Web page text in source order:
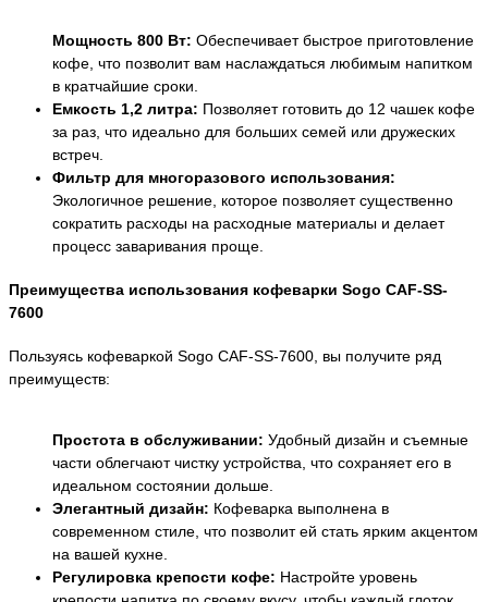
Мощность 800 Вт: Обеспечивает быстрое приготовление
кофе, что позволит вам наслаждаться любимым напитком
в кратчайшие сроки.
Емкость 1,2 литра: Позволяет готовить до 12 чашек кофе
за раз, что идеально для больших семей или дружеских
встреч.
Фильтр для многоразового использования:
Экологичное решение, которое позволяет существенно
сократить расходы на расходные материалы и делает
процесс заваривания проще.
Преимущества использования кофеварки Sogo CAF-SS-
7600
Пользуясь кофеваркой Sogo CAF-SS-7600, вы получите ряд
преимуществ:
Простота в обслуживании: Удобный дизайн и съемные
части облегчают чистку устройства, что сохраняет его в
идеальном состоянии дольше.
Элегантный дизайн: Кофеварка выполнена в
современном стиле, что позволит ей стать ярким акцентом
на вашей кухне.
Регулировка крепости кофе: Настройте уровень